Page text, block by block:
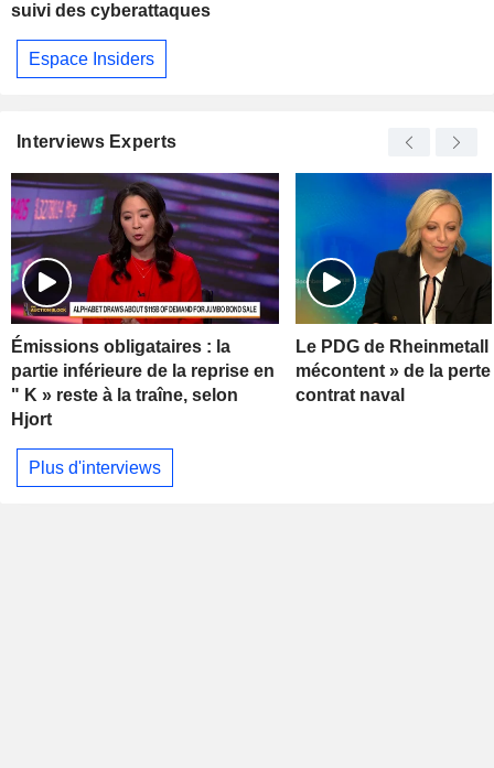
suivi des cyberattaques
Espace Insiders
Interviews Experts
Émissions obligataires : la
partie inférieure de la reprise en
" K » reste à la traîne, selon
Hjort
Le PDG de
mécontent » de la
contrat naval
Plus d'interviews